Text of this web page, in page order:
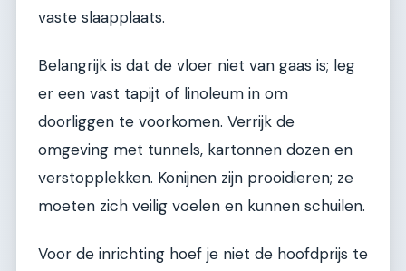
vaste slaapplaats.
Belangrijk is dat de vloer niet van gaas is; leg
er een vast tapijt of linoleum in om
doorliggen te voorkomen. Verrijk de
omgeving met tunnels, kartonnen dozen en
verstopplekken. Konijnen zijn prooidieren; ze
moeten zich veilig voelen en kunnen schuilen.
Voor de inrichting hoef je niet de hoofdprijs te